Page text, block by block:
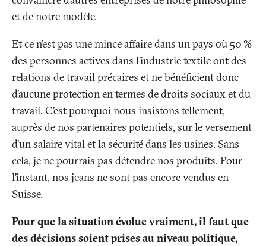
et de notre modèle.
Et ce n’est pas une mince affaire dans un pays où 50%
des personnes actives dans l’industrie textile ont des
relations de travail précaires et ne bénéficient donc
d’aucune protection en termes de droits sociaux et du
travail. C’est pourquoi nous insistons tellement,
auprès de nos partenaires potentiels, sur le versement
d’un salaire vital et la sécurité dans les usines. Sans
cela, je ne pourrais pas défendre nos produits. Pour
l’instant, nos jeans ne sont pas encore vendus en
Suisse.
Pour que la situation évolue vraiment, il faut que
des décisions soient prises au niveau politique,